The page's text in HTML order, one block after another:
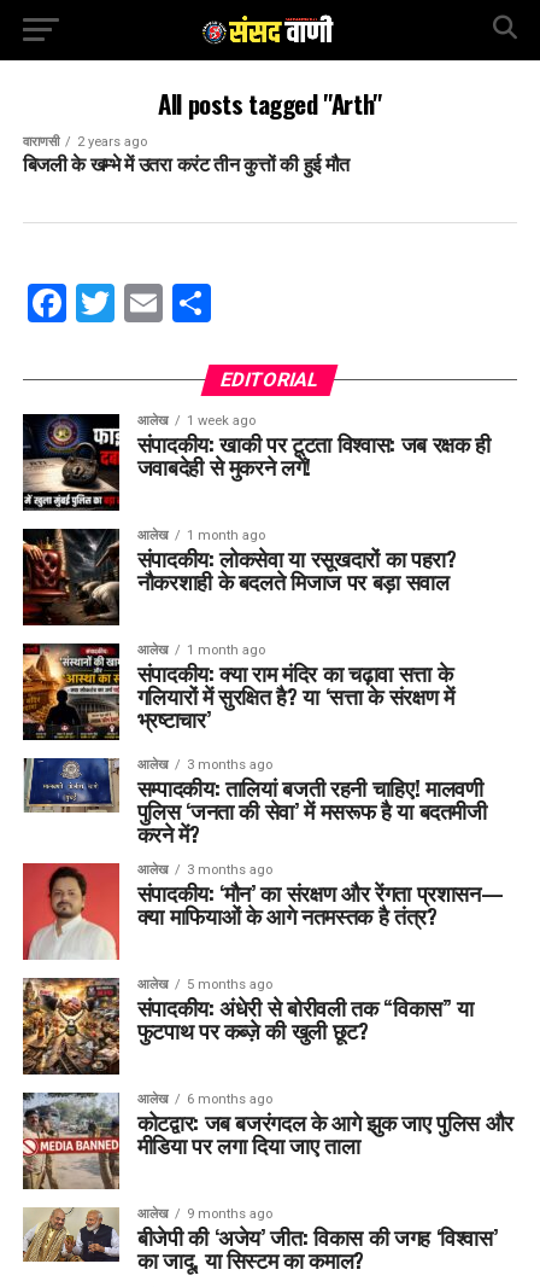
All posts tagged "Arth"
वाराणसी 2 years ago
बिजली के खम्भे में उतरा करंट तीन कुत्तों की हुई मौत
Facebook
Twitter
EmailShare
EDITORIAL
आलेख 1 week ago
संपादकीय: खाकी पर टूटता विश्वास: जब रक्षक ही
जवाबदेही से मुकरने लगें!
आलेख 1 month ago
संपादकीय: लोकसेवा या रसूखदारों का पहरा?
नौकरशाही के बदलते मिजाज पर बड़ा सवाल
आलेख 1 month ago
संपादकीय: क्या राम मंदिर का चढ़ावा सत्ता के
गलियारों में सुरक्षित है? या ‘सत्ता के संरक्षण में
भ्रष्टाचार’
आलेख 3 months ago
सम्पादकीय: तालियां बजती रहनी चाहिए! मालवणी
पुलिस ‘जनता की सेवा’ में मसरूफ है या बदतमीजी
करने में?
आलेख 3 months ago
संपादकीय: ‘मौन’ का संरक्षण और रेंगता प्रशासन—
क्या माफियाओं के आगे नतमस्तक है तंत्र?
आलेख 5 months ago
संपादकीय: अंधेरी से बोरीवली तक “विकास” या
फुटपाथ पर कब्ज़े की खुली छूट?
आलेख 6 months ago
कोटद्वार: जब बजरंगदल के आगे झुक जाए पुलिस और
मीडिया पर लगा दिया जाए ताला
आलेख 9 months ago
बीजेपी की ‘अजेय’ जीत: विकास की जगह ‘विश्वास’
का जादू, या सिस्टम का कमाल?